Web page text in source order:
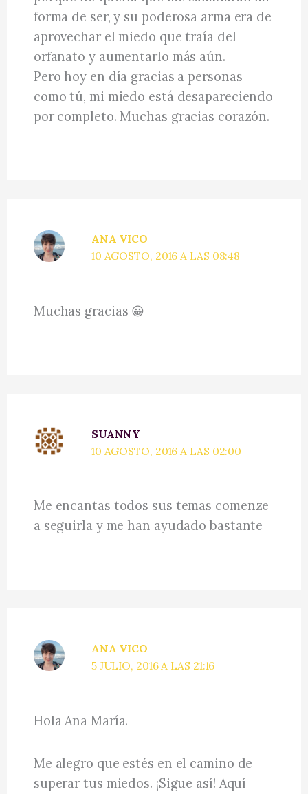
forma de ser, y su poderosa arma era de
aprovechar el miedo que traía del
orfanato y aumentarlo más aún.
Pero hoy en día gracias a personas
como tú, mi miedo está desapareciendo
por completo. Muchas gracias corazón.
ANA VICO
10 AGOSTO, 2016 A LAS 08:48
Muchas gracias 😀
SUANNY
10 AGOSTO, 2016 A LAS 02:00
Me encantas todos sus temas comenze
a seguirla y me han ayudado bastante
ANA VICO
5 JULIO, 2016 A LAS 21:16
Hola Ana María.
Me alegro que estés en el camino de
superar tus miedos. ¡Sigue así! Aquí